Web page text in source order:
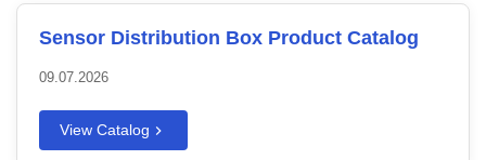
Sensor Distribution Box Product Catalog
09.07.2026
View Catalog